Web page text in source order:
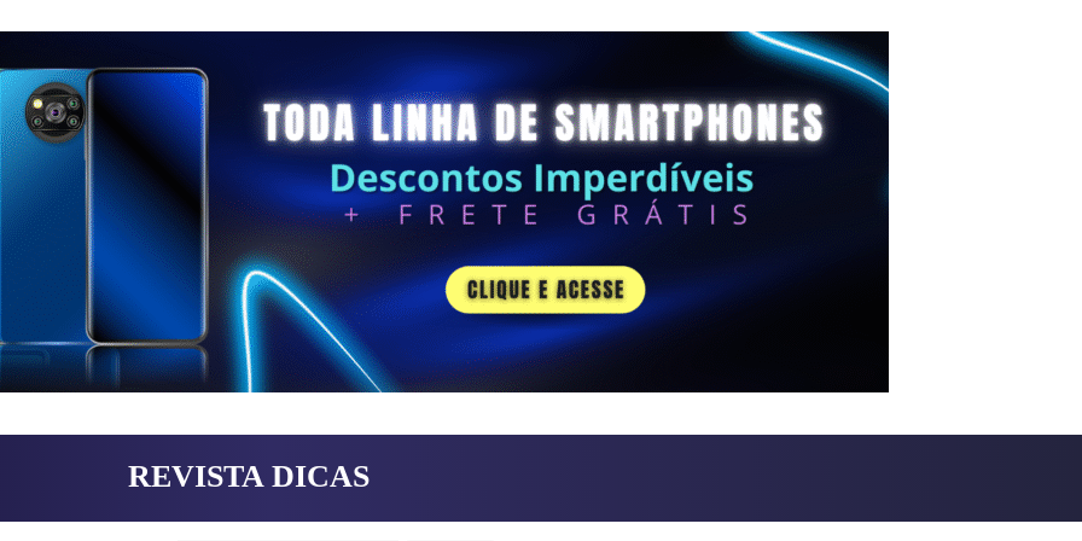
REVISTA DICAS